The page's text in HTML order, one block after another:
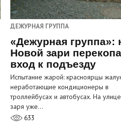
ДЕЖУРНАЯ ГРУППА
«Дежурная группа»:
Новой зари
вход к подъезду
Испытание жарой: красноярцы
неработающие кондиционеры в
троллейбусах и автобусах. На
заря уже…
633